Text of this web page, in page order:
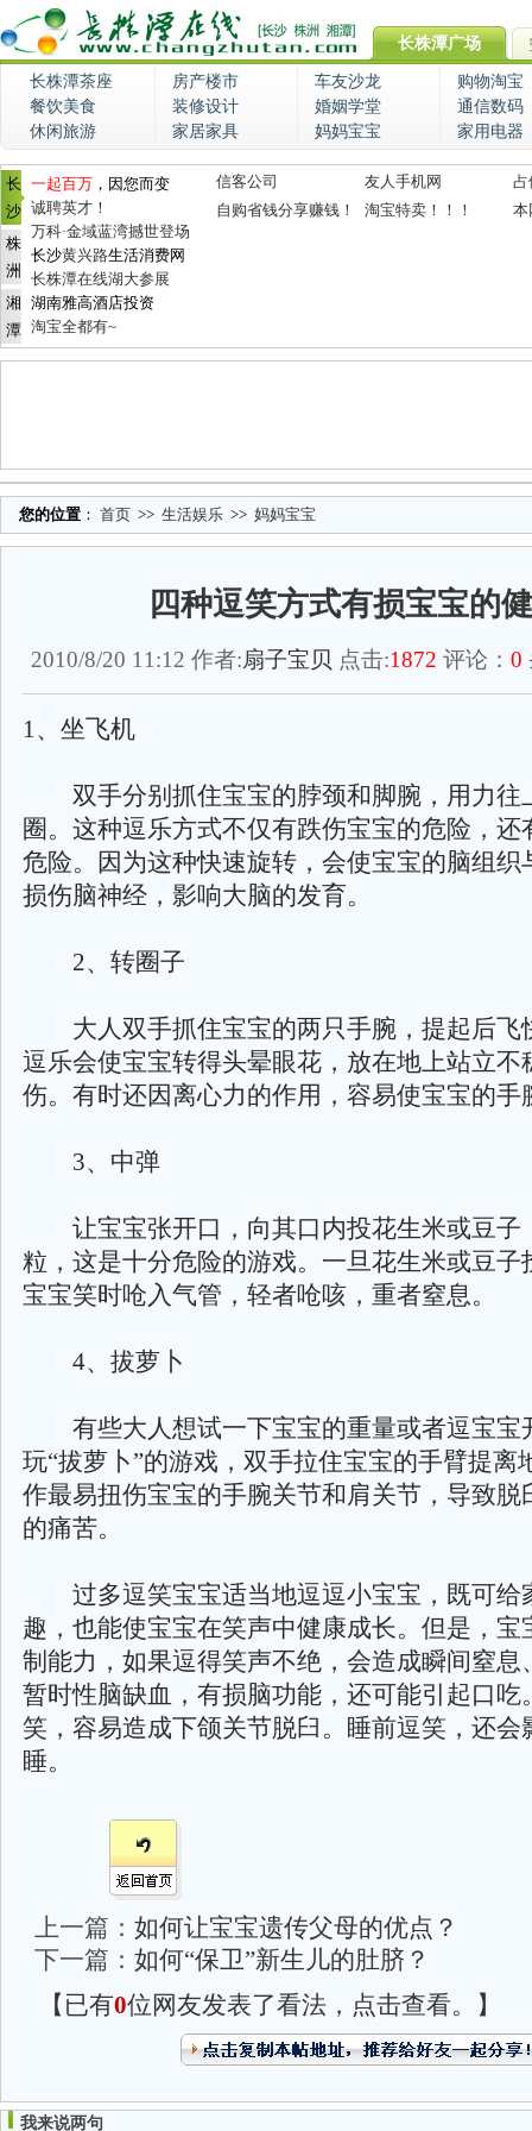
长株潭广场
长株潭茶座 房产楼市 车友沙龙
购物淘宝
餐饮美食
装修设计 婚姻学堂
通信数码
休闲旅游
家居家具 妈妈宝宝 家用电器
长
沙
株
洲
湘
潭
一起百万 ，因您而变
诚聘英才！
万科·金域蓝湾撼世登场
长沙黄兴路生活消费网
长株潭在线湖大参展
湖南雅高酒店投资
淘宝全都有~
信客公司 友人手机网
占
自购省钱分享赚钱！
淘宝特卖！！！ 本
您的位置 ： 首页 >> 生活娱乐 >> 妈妈宝宝
四种逗笑方式有损宝宝的
2010/8/20 11:12 作者:扇子宝贝 点击:1872 评论： 0
1、坐飞机
双手分别抓住宝宝的脖颈和脚腕，用力往
圈。这种逗乐方式不仅有跌伤宝宝的危险，还
危险。因为这种快速旋转，会使宝宝的脑组织
损伤脑神经，影响大脑的发育。
2、转圈子
大人双手抓住宝宝的两只手腕，提起后飞
逗乐会使宝宝转得头晕眼花，放在地上站立不
伤。有时还因离心力的作用，容易使宝宝的手
3、中弹
让宝宝张开口，向其口内投花生米或豆子
粒，这是十分危险的游戏。一旦花生米或豆子
宝宝笑时呛入气管，轻者呛咳，重者窒息。
4、拔萝卜
有些大人想试一下宝宝的重量或者逗宝宝
玩“拔萝卜”的游戏，双手拉住宝宝的手臂提离
作最易扭伤宝宝的手腕关节和肩关节，导致脱
的痛苦。
过多逗笑宝宝适当地逗逗小宝宝，既可给
趣，也能使宝宝在笑声中健康成长。但是，宝
制能力，如果逗得笑声不绝，会造成瞬间窒息
暂时性脑缺血，有损脑功能，还可能引起口吃
笑，容易造成下颌关节脱臼。睡前逗笑，还会
睡。
上一篇： 如何让宝宝遗传父母的优点？
下一篇： 如何“保卫”新生儿的肚脐？
【已有0位网友发表了看法，点击查看。】
我来说两句